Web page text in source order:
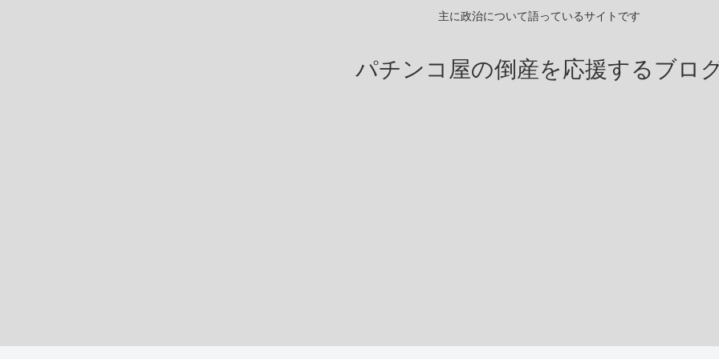
主に政治について語っているサイトです
パチンコ屋の倒産を応援するブロ